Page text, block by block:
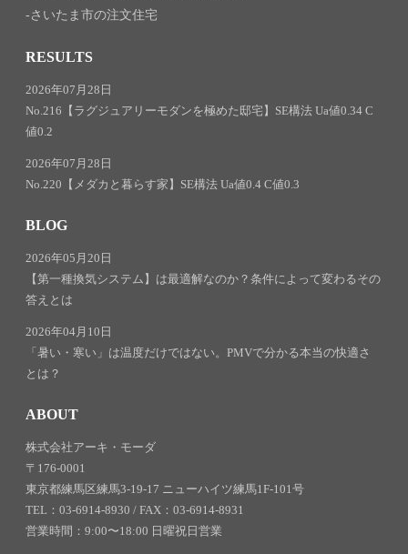
さいたま市の注文住宅
RESULTS
2026年07月28日
No.216【ラグジュアリーモダンを極めた邸宅】SE構法 Ua値0.34 C
値0.2
2026年07月28日
No.220【メダカと暮らす家】SE構法 Ua値0.4 C値0.3
BLOG
2026年05月20日
【第一種換気システム】は最適解なのか？条件によって変わるその
答えとは
2026年04月10日
「暑い・寒い」は温度だけではない。PMVで分かる本当の快適さ
とは？
ABOUT
株式会社アーキ・モーダ
〒176-0001
東京都練馬区練馬3-19-17 ニューハイツ練馬1F-101号
TEL：03-6914-8930 / FAX：03-6914-8931
営業時間：9:00〜18:00 日曜祝日営業